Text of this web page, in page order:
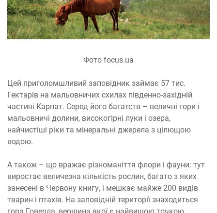
Фото focus.ua
Цей приголомшливий заповідник займає 57 тис.
Гектарів на мальовничих схилах південно-західній
частині Карпат. Серед його багатств – величні гори і
мальовничі долини, високогірні луки і озера,
найчистіші ріки та мінеральні джерела з цілющою
водою.
А також – що вражає різноманіття флори і фауни: тут
виростає величезна кількість рослин, багато з яких
занесені в Червону книгу, і мешкає майже 200 видів
тварин і птахів. На заповідній території знаходиться